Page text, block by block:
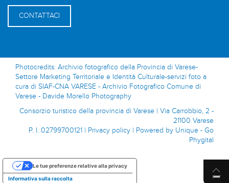
CONTATTACI
Photocredits: Archivio fotografico della Provincia di Varese-
Settore Marketing Territoriale e Identità Culturale-servizi foto a
cura di SIAF-CNA VARESE - Archivio Fotografico Comune di
Varese - Davide Morello Photography
Consorzio turistico della provincia di Varese | Via Carrobbio, 2 -
21100 Varese
P. I. 02799700121 | Privacy policy | Powered by Unique - Go
Phygital
Informativa sulla raccolta
Le tue preferenze relative alla privacy